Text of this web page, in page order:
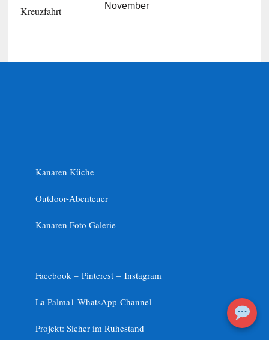
November
Kanaren Küche
Outdoor-Abenteuer
Kanaren Foto Galerie
Facebook – Pinterest – Instagram
La Palma1-WhatsApp-Channel
Projekt: Sicher im Ruhestand